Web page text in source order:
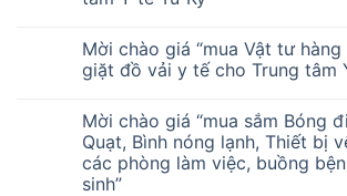
Mời chào giá “mua Vật tư
giặt đồ vải y tế cho Trung tâm
Mời chào giá “mua sắm Bóng
Quạt, Bình nóng lạnh, Thiết bị
các phòng làm việc, buồng
sinh”